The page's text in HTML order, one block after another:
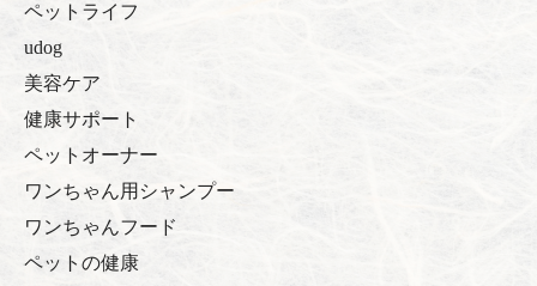
ペットライフ
udog
美容ケア
健康サポート
ペットオーナー
ワンちゃん用シャンプー
ワンちゃんフード
ペットの健康